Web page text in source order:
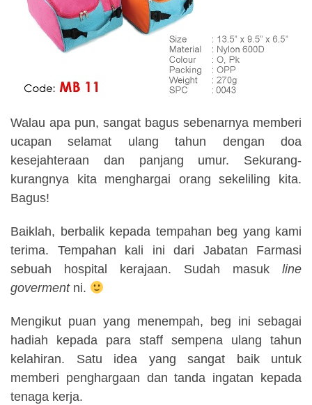
Walau apa pun, sangat bagus sebenarnya memberi
ucapan selamat ulang tahun dengan doa
kesejahteraan dan panjang umur. Sekurang-
kurangnya kita menghargai orang sekeliling kita.
Bagus!
Baiklah, berbalik kepada tempahan beg yang kami
terima. Tempahan kali ini dari Jabatan Farmasi
sebuah hospital kerajaan. Sudah masuk line
govermentni.
Mengikut puan yang menempah, beg ini sebagai
hadiah kepada para staff sempena ulang tahun
kelahiran. Satu idea yang sangat baik untuk
memberi penghargaan dan tanda ingatan kepada
tenaga kerja.